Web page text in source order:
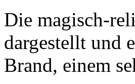
Die magisch-
dargestellt und
Brand, einem